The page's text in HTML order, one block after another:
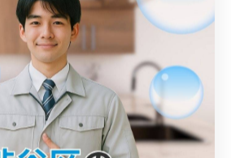
桝の定期的な掃除方法
因の一つが、汚水桝内部に溜まる
都足立区の住宅では、土埃や落ち
やすく、放置すると悪臭や逆流と
します。こうした事態を防ぐため